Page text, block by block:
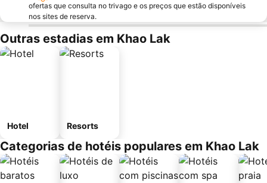
ofertas que consulta no trivago e os preços que estão disponíveis
nos sites de reserva.
Outras estadias em Khao Lak
Hotel Resorts
Categorias de hotéis populares em Khao Lak